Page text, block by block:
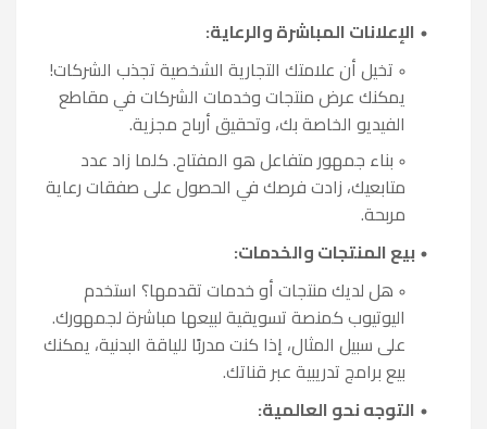
الإعلانات المباشرة والرعاية:
تخيل أن علامتك التجارية الشخصية تجذب الشركات!
يمكنك عرض منتجات وخدمات الشركات في مقاطع
الفيديو الخاصة بك، وتحقيق أرباح مجزية.
بناء جمهور متفاعل هو المفتاح. كلما زاد عدد
متابعيك، زادت فرصك في الحصول على صفقات رعاية
مربحة.
بيع المنتجات والخدمات:
هل لديك منتجات أو خدمات تقدمها؟ استخدم
اليوتيوب كمنصة تسويقية لبيعها مباشرة لجمهورك.
على سبيل المثال، إذا كنت مدربًا للياقة البدنية، يمكنك
بيع برامج تدريبية عبر قناتك.
التوجه نحو العالمية: